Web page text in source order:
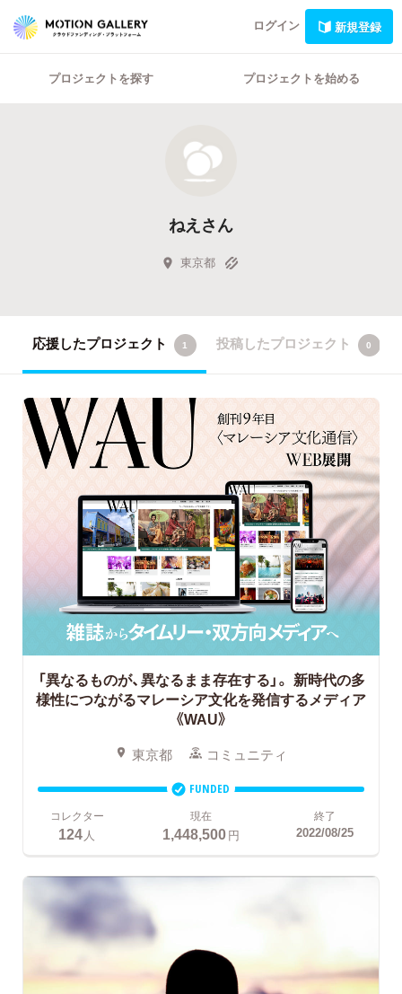
ログイン 新規登録
プロジェクトを探す プロジェクトを始める
ねえさん
東京都
応援したプロジェクト 1 投稿したプロジェクト 0
「異なるものが、異なるまま存在する」。 新時代の多
様性につながるマレーシア文化を発信するメディア
《WAU》
東京都 コミュニティ
FUNDED
コレクター
124 人
現在
1,448,500円
終了
2022/08/25